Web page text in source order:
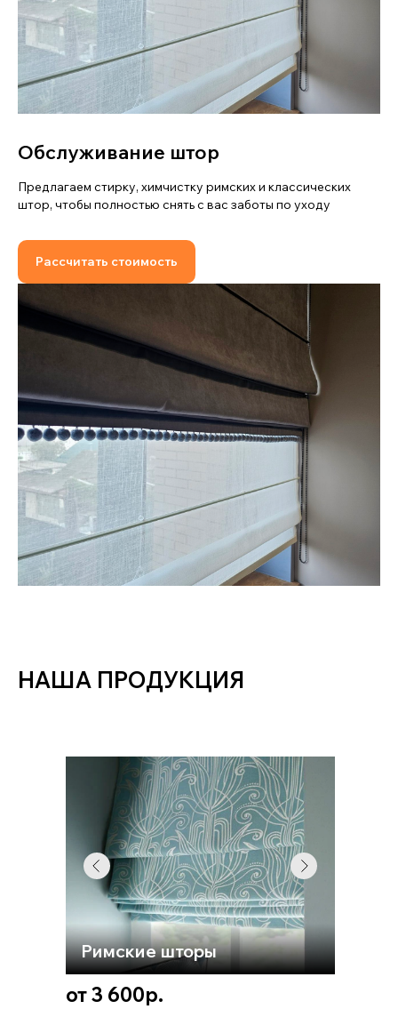
Обслуживание штор
Предлагаем стирку, химчистку римских и классических
штор, чтобы полностью снять с вас заботы по уходу
Рассчитать стоимость
НАША ПРОДУКЦИЯ
от 3 600р.
Римские шторы